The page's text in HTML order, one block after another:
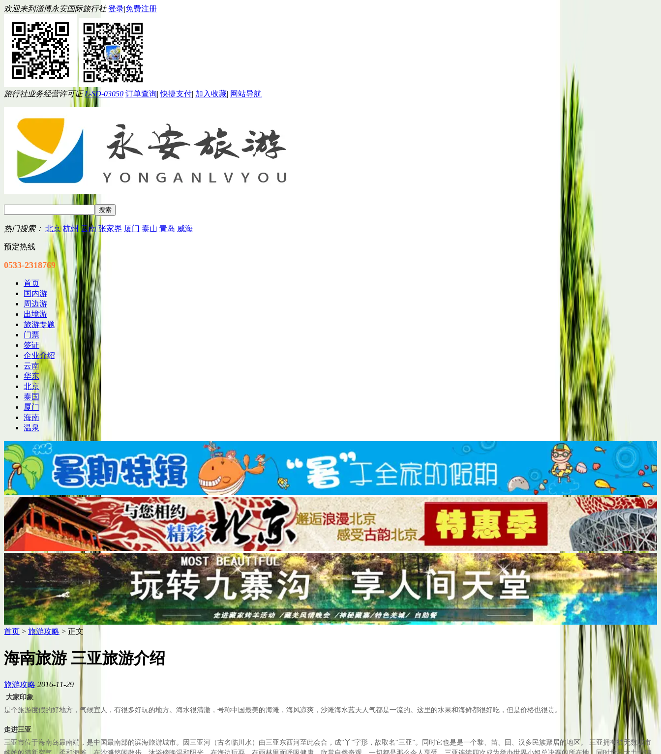
欢迎来到淄博永安国际旅行社登录|免费注册
旅行社业务经营许可证L-SD-03050 订单查询|快捷支付| 加入收藏| 网站导航
热门搜索： 北京 杭州 云南 张家界 厦门 泰山 青岛 威海
预定热线
0533-2318769
首页
国内游
周边游
出境游
旅游专题
门票
签证
企业介绍
云南
华东
北京
泰国
厦门
海南
温泉
首页 > 旅游攻略 > 正文
海南旅游 三亚旅游介绍
旅游攻略 2016-11-29
大家印象
是个旅游度假的好地方，气候宜人，有很多好玩的地方。海水很清澈，号称中国最美的海滩，海风凉爽，沙滩海水蓝天人气都是一流的。这里的水果和海鲜都很好吃，但是价格也很贵。
走进三亚
三亚市位于海南岛最南端，是中国最南部的滨海旅游城市。因三亚河（古名临川水）由三亚东西河至此会合，成“丫”字形，故取名“三亚”。同时它也是是一个黎、苗、回、汉多民族聚居的地区。 三亚拥有被无数城市